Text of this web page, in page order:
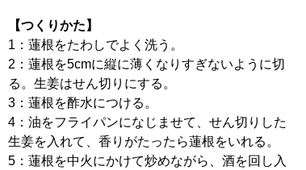
【つくりかた】
1：蓮根をたわしでよく洗う。
2：蓮根を5cmに縦に薄くなりすぎないように切
る。生姜はせん切りにする。
3：蓮根を酢水につける。
4：油をフライパンになじませて、せん切りした
生姜を入れて、香りがたったら蓮根をいれる。
5：蓮根を中火にかけて炒めながら、酒を回し入